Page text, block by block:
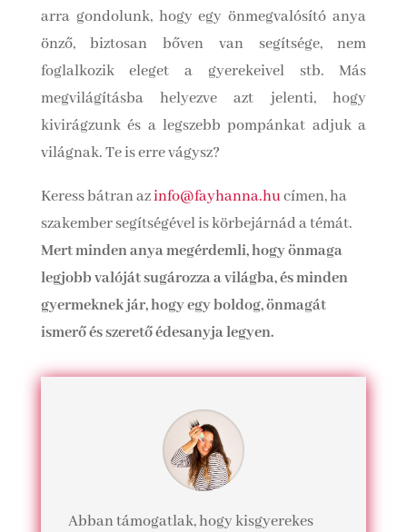
arra gondolunk, hogy egy önmegvalósító anya
önző, biztosan bőven van segítsége, nem
foglalkozik eleget a gyerekeivel stb. Más
megvilágításba helyezve azt jelenti, hogy
kivirágzunk és a legszebb pompánkat adjuk a
világnak. Te is erre vágysz?
Keress bátran azinfo@fayhanna.hucímen, ha
szakember segítségével is körbejárnád a témát.
Mert minden anya megérdemli, hogy önmaga
legjobb valóját sugározza a világba, és minden
gyermeknek jár, hogy egy boldog, önmagát
ismerő és szerető édesanyja legyen.
Abban támogatlak, hogy kisgyerekes